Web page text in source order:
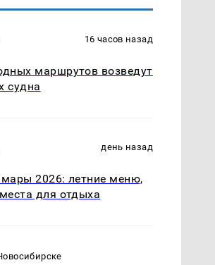
16 часов назад
маршрутов возведут
судна
день назад
2026: летние меню,
для отдыха